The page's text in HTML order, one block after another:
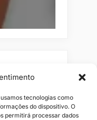
tecnologias como
do dispositivo. O
permitirá processar dados